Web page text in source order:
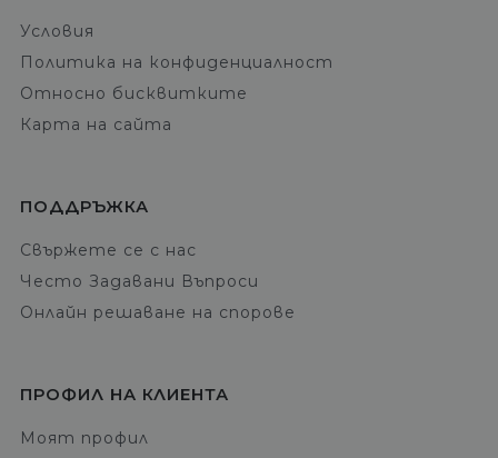
Условия
Политика на конфиденциалност
Относно бисквитките
Карта на сайта
ПОДДРЪЖКА
Свържете се с нас
Често Задавани Въпроси
Онлайн решаване на спорове
ПРОФИЛ НА КЛИЕНТА
Моят профил